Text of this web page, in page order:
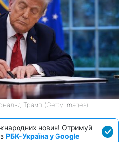
Трамп (Getty Images)
новин! Отримуй
РБК-Україна у Google